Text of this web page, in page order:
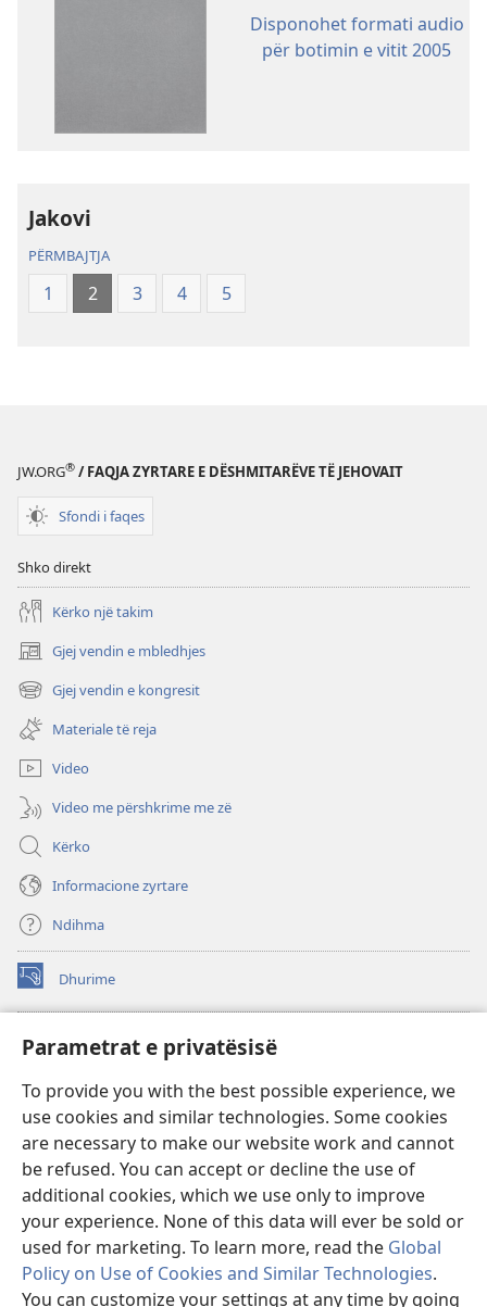
Parametrat e privatësisë
To provide you with the best possible experience, we
use cookies and similar technologies. Some cookies
are necessary to make our website work and cannot
be refused. You can accept or decline the use of
additional cookies, which we use only to improve
your experience. None of this data will ever be sold or
used for marketing. To learn more, read the Global
Policy on Use of Cookies and Similar Technologies.
You can customize your settings at any time by going
shkarkimit
për
Disponohet formati audio
për botimin e vitit 2005
Jakovi
PËRMBAJTJA
1 2 3 4 5
JW.ORG® / FAQJA ZYRTARE E DËSHMITARËVE TË JEHOVAIT
Sfondi i faqes
Shko direkt
Kërko një takim
Gjej vendin e mbledhjes
(hap
dritare
të
re)
Gjej vendin e kongresit
(hap
dritare
të
re)
Materiale të reja
Video
Video me përshkrime me zë
Kërko
Informacione zyrtare
Ndihma
Dhurime
(hap
dritare
re)
BIBLIOTEKA ONLINE Watchtower
(hap
të
re)
JW Hub
(hap
dritare
të
re)
JW Library
Biblioteka Watchtower
Copyright© 2026 Watch Tower Bible and Tract Society of Pennsylvania.